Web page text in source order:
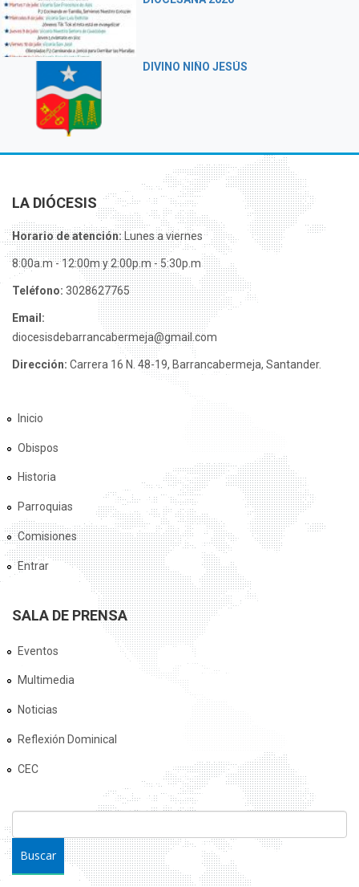
DIVINO NIÑO JESÚS
LA DIÓCESIS
Horario de atención:Lunes a viernes
8:00a.m - 12:00m y 2:00p.m - 5:30p.m
Teléfono: 3028627765
Email:
diocesisdebarrancabermeja@gmail.com
Dirección: Carrera 16 N. 48-19, Barrancabermeja, Santander.
Inicio
Obispos
Historia
Parroquias
Comisiones
Entrar
SALA DE PRENSA
Eventos
Multimedia
Noticias
Reflexión Dominical
CEC
FORMULARIO DE BÚSQUEDA